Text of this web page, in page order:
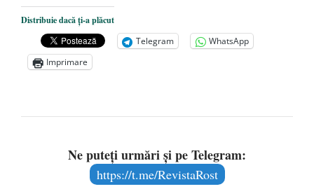
Distribuie dacă ți-a plăcut
Telegram
WhatsApp
Imprimare
Ne puteți urmări și pe Telegram:
https://t.me/RevistaRost